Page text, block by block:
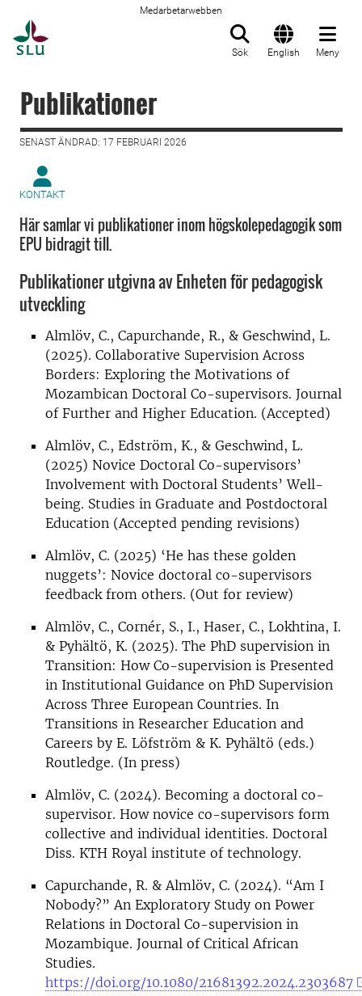
Medarbetarwebben
Sök English Meny
Publikationer
SENAST ÄNDRAD: 17 FEBRUARI 2026
KONTAKT
Här samlar vi publikationer inom högskolepedagogik som
EPU bidragit till.
Publikationer utgivna av Enheten för pedagogisk
utveckling
Almlöv, C., Capurchande, R., & Geschwind, L.
(2025). Collaborative Supervision Across
Borders: Exploring the Motivations of
Mozambican Doctoral Co-supervisors. Journal
of Further and Higher Education. (Accepted)
Almlöv, C., Edström, K., & Geschwind, L.
(2025) Novice Doctoral Co-supervisors’
Involvement with Doctoral Students’ Well-
being. Studies in Graduate and Postdoctoral
Education (Accepted pending revisions)
Almlöv, C. (2025) ‘He has these golden
nuggets’: Novice doctoral co-supervisors
feedback from others. (Out for review)
Almlöv, C., Cornér, S., I., Haser, C., Lokhtina, I.
& Pyhältö, K. (2025). The PhD supervision in
Transition: How Co-supervision is Presented
in Institutional Guidance on PhD Supervision
Across Three European Countries. In
Transitions in Researcher Education and
Careers by E. Löfström & K. Pyhältö (eds.)
Routledge. (In press)
Almlöv, C. (2024). Becoming a doctoral co-
supervisor. How novice co-supervisors form
collective and individual identities. Doctoral
Diss. KTH Royal institute of technology.
Capurchande, R. & Almlöv, C. (2024). “Am I
Nobody?” An Exploratory Study on Power
Relations in Doctoral Co-supervision in
Mozambique. Journal of Critical African
Studies.
https://doi.org/10.1080/21681392.2024.2303687